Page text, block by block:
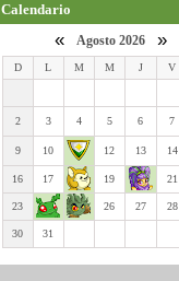
Calendario
« Agosto 2026 »
D L M M J V
2 3 4 5 6 7
9 10 12 13 14
16 17 19 21
23 26 27 28
30 31